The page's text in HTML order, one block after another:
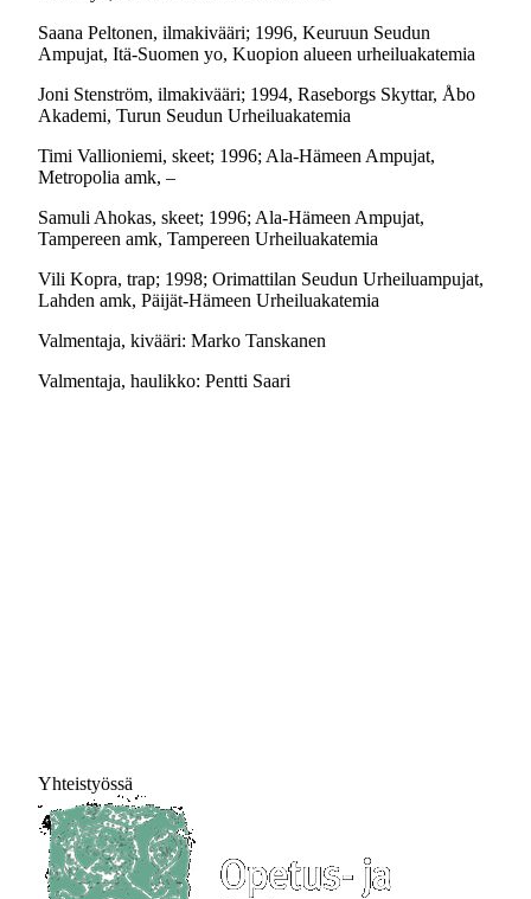
Saana Peltonen, ilmakivääri; 1996, Keuruun Seudun
Ampujat, Itä-Suomen yo, Kuopion alueen urheiluakatemia
Joni Stenström, ilmakivääri; 1994, Raseborgs Skyttar, Åbo
Akademi, Turun Seudun Urheiluakatemia
Timi Vallioniemi, skeet; 1996; Ala-Hämeen Ampujat,
Metropolia amk, –
Samuli Ahokas, skeet; 1996; Ala-Hämeen Ampujat,
Tampereen amk, Tampereen Urheiluakatemia
Vili Kopra, trap; 1998; Orimattilan Seudun Urheiluampujat,
Lahden amk, Päijät-Hämeen Urheiluakatemia
Valmentaja, kivääri: Marko Tanskanen
Valmentaja, haulikko: Pentti Saari
Yhteistyössä